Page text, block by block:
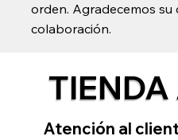
orden. Agradecemos su
colaboración.
TIENDA
Atención al